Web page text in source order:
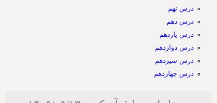
درس نهم
درس دهم
درس یازدهم
درس دوازدهم
درس سیزدهم
درس چهاردهم